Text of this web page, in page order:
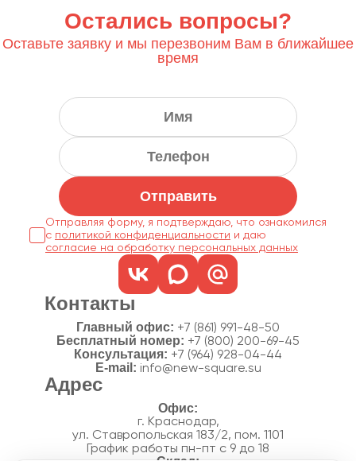
Остались вопросы?
Оставьте заявку и мы перезвоним Вам в ближайшее
время
Отправить
Отправляя форму, я подтверждаю, что ознакомился
с политикой конфиденциальности
согласие на обработку персональных данных
Контакты
Главный офис: +7 (861) 991-48-50
Бесплатный номер: +7 (800) 200-69-45
Консультация: +7 (964) 928-04-44
E-mail: info@new-square.su
Адрес
г. Краснодар,
ул. Ставропольская 183/2, пом. 1101
График работы пн-пт с 9 до 18